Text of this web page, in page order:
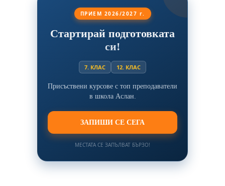
ПРИЕМ 2026/2027 г.
Стартирай подготовката
си!
7. КЛАС 12. КЛАС
Присъствени курсове с топ преподаватели
в школа Аслан.
ЗАПИШИ СЕ СЕГА
МЕСТАТА СЕ ЗАПЪЛВАТ БЪРЗО!